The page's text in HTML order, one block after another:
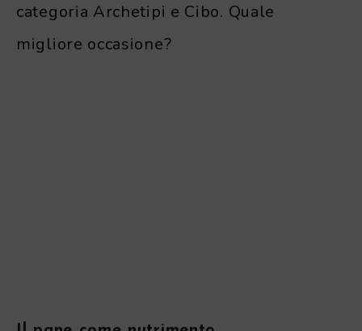
categoria Archetipi e Cibo. Quale
migliore occasione?